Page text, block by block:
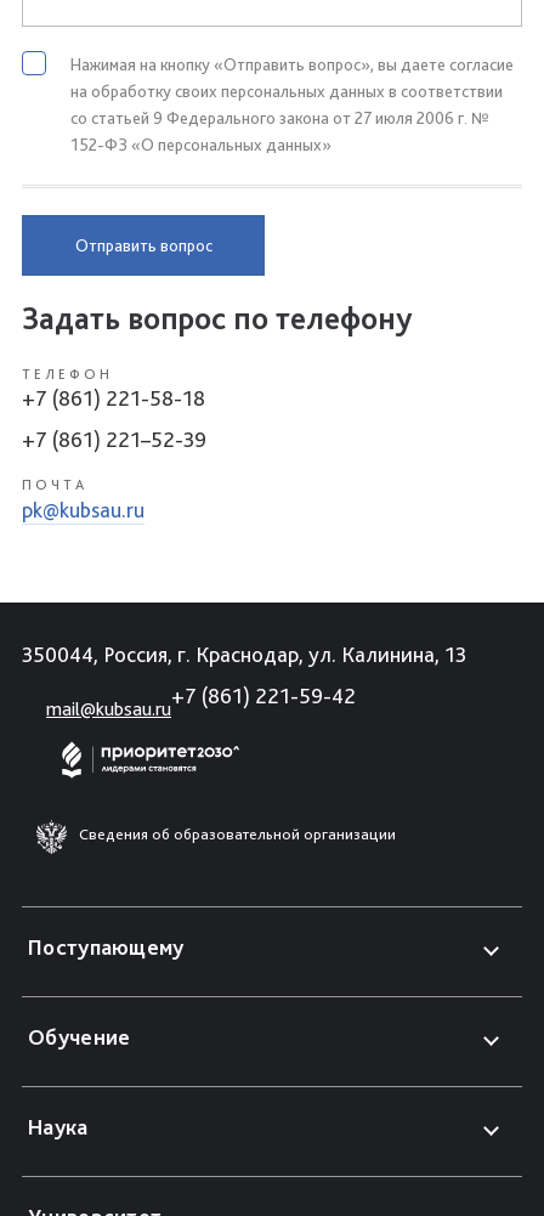
Нажимая на кнопку «Отправить вопрос», вы даете согласие
на обработку своих персональных данных в соответствии
со статьей 9 Федерального закона от 27 июля 2006 г. №
152-ФЗ «О персональных данных»
Отправить вопрос
Задать вопрос по телефону
ТЕЛЕФОН
+7 (861) 221-58-18
+7 (861) 221–52-39
ПОЧТА
pk@kubsau.ru
350044, Россия, г. Краснодар, ул. Калинина, 13
mail@kubsau.ru
+7 (861) 221-59-42
Сведения об образовательной организации
Поступающему
Обучение
Наука